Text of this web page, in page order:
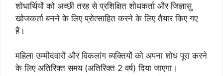
शोधार्थियों को अच्छी तरह से प्रशिक्षित शोधकर्ता और जिज्ञासु
खोजकर्ता बनने के लिए प्रोत्साहित करने के लिए तैयार किए गए
हैं।
महिला उम्मीदवारों और विकलांग व्यक्तियों को अपना शोध पूरा करने
के लिए अतिरिक्त समय (अतिरिक्त 2 वर्ष) दिया जाएगा।